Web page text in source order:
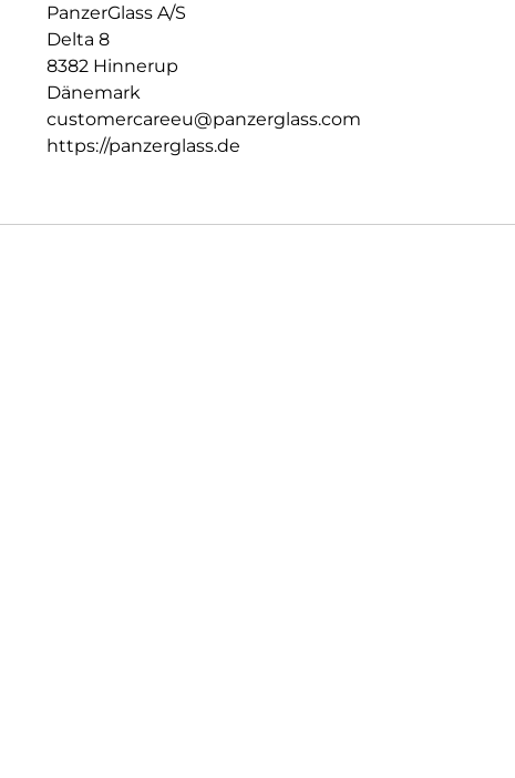
PanzerGlass A/S
Delta 8
8382 Hinnerup
Dänemark
customercareeu@panzerglass.com
https://panzerglass.de